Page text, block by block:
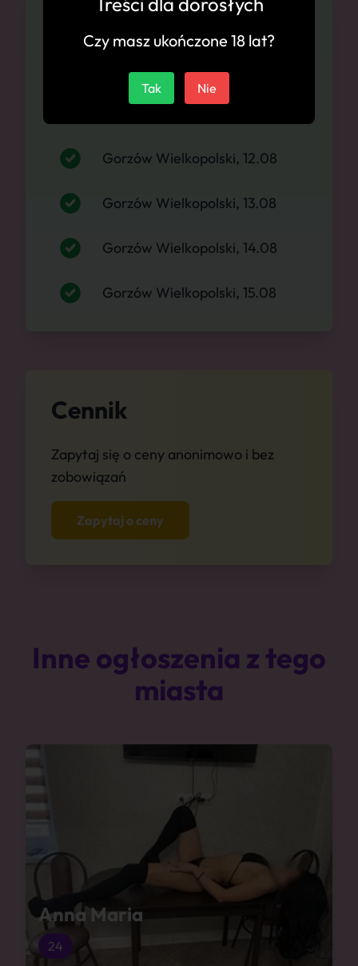
Gorzów Wielkopolski, 10.08
Gorzów Wielkopolski, 12.08
Gorzów Wielkopolski, 13.08
Gorzów Wielkopolski, 14.08
Gorzów Wielkopolski, 15.08
Cennik
Zapytaj się o ceny anonimowo i bez
zobowiązań
Zapytaj o ceny
Inne ogłoszenia z tego
miasta
Anna Maria
24
Czy masz ukończone 18 lat?
Tak Nie